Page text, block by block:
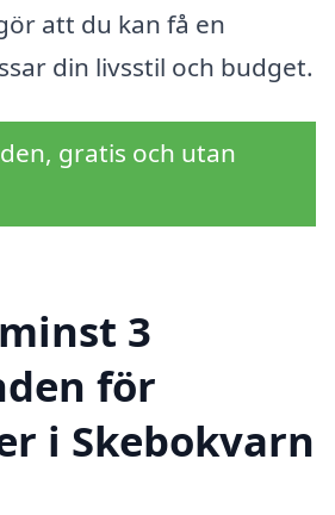
att du kan få en
din livsstil och budget.
gratis och utan
3
för
i Skebokvarn